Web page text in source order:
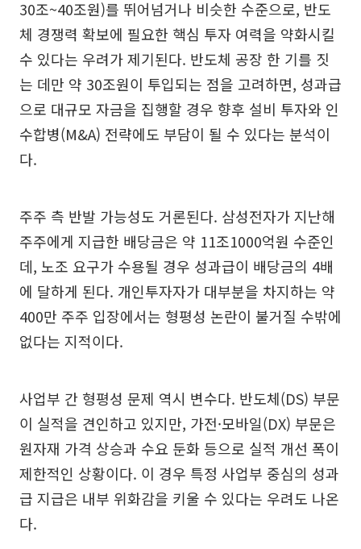
30조~40조원)를 뛰어넘거나 비슷한 수준으로, 반도
체 경쟁력 확보에 필요한 핵심 투자 여력을 약화시킬
수 있다는 우려가 제기된다. 반도체 공장 한 기를 짓
는 데만 약 30조원이 투입되는 점을 고려하면, 성과급
으로 대규모 자금을 집행할 경우 향후 설비 투자와 인
수합병(M&A) 전략에도 부담이 될 수 있다는 분석이
다.
주주 측 반발 가능성도 거론된다. 삼성전자가 지난해
주주에게 지급한 배당금은 약 11조1000억원 수준인
데, 노조 요구가 수용될 경우 성과급이 배당금의 4배
에 달하게 된다. 개인투자자가 대부분을 차지하는 약
400만 주주 입장에서는 형평성 논란이 불거질 수밖에
없다는 지적이다.
사업부 간 형평성 문제 역시 변수다. 반도체(DS) 부문
이 실적을 견인하고 있지만, 가전·모바일(DX) 부문은
원자재 가격 상승과 수요 둔화 등으로 실적 개선 폭이
제한적인 상황이다. 이 경우 특정 사업부 중심의 성과
급 지급은 내부 위화감을 키울 수 있다는 우려도 나온
다.